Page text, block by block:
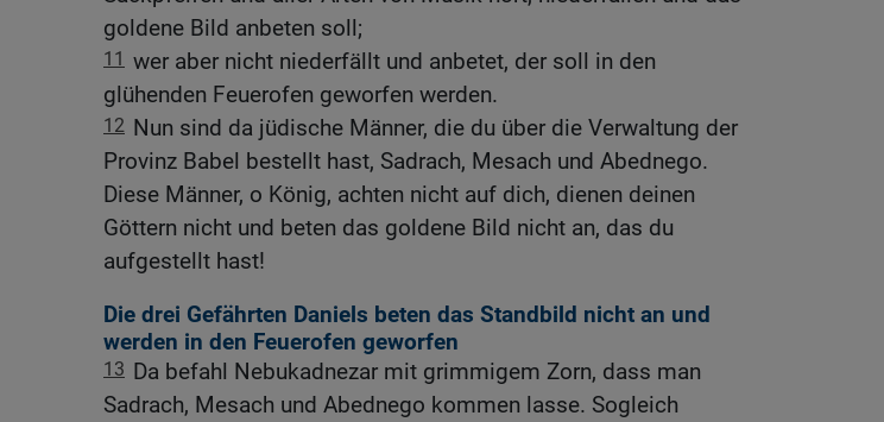
goldene Bild anbeten soll;
11 wer aber nicht niederfällt und anbetet, der soll in den
glühenden Feuerofen geworfen werden.
12 Nun sind da jüdische Männer, die du über die Verwaltung der
Provinz Babel bestellt hast, Sadrach, Mesach und Abednego.
Diese Männer, o König, achten nicht auf dich, dienen deinen
Göttern nicht und beten das goldene Bild nicht an, das du
aufgestellt hast!
Die drei Gefährten Daniels beten das Standbild nicht an und
werden in den Feuerofen geworfen
13 Da befahl Nebukadnezar mit grimmigem Zorn, dass man
Sadrach, Mesach und Abednego kommen lasse. Sogleich